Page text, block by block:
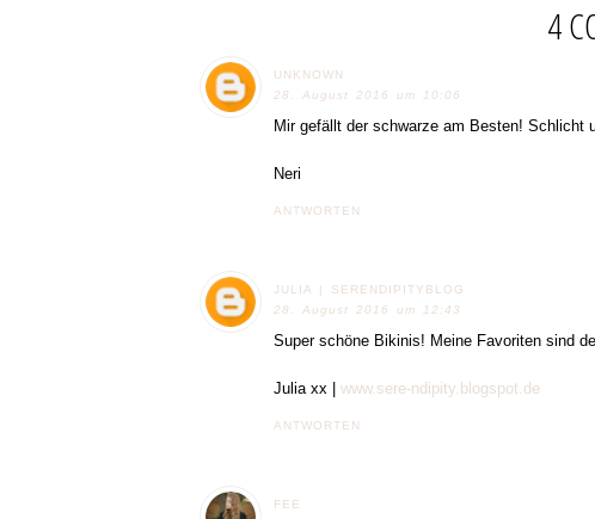
4
UNKNOWN
28. August 2016 um 10:06
Mir gefällt der schwarze am Besten! Schlicht
Neri
ANTWORTEN
JULIA | SERENDIPITYBLOG
28. August 2016 um 12:43
Super schöne Bikinis! Meine Favoriten sind
Julia xx | www.sere-ndipity.blogspot.de
ANTWORTEN
FEE